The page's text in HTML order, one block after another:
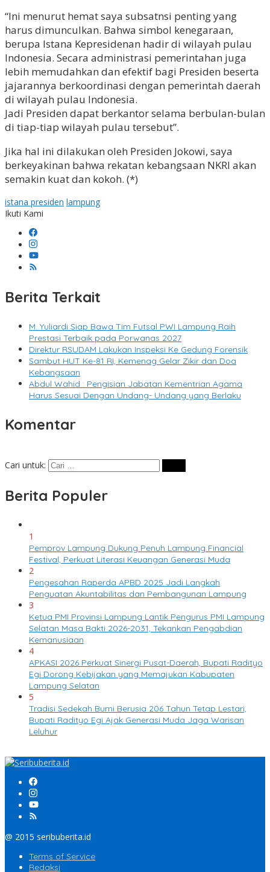
“Ini menurut hemat saya subsatnsi penting yang
harus dimunculkan. Bahwa simbol kenegaraan,
berupa Istana Kepresidenan hadir di wilayah pulau
Indonesia. Secara administrasi pemerintahan juga
lebih memudahkan dan efektif bagi Presiden beserta
jajarannya berkoordinasi dengan pemerintah daerah
di wilayah pulau Indonesia.
Jadi Presiden dapat berkantor selama berbulan-bulan
di tiap-tiap wilayah pulau tersebut”.
Jika hal ini dilakukan oleh Presiden Jokowi, saya
berkeyakinan bahwa rekatan kebangsaan NKRI akan
semakin kuat dan kokoh. (*)
istana presiden lampung
Ikuti Kami
Berita Terkait
M. Yuliardi Siap Bawa Tim Futsal PWI Lampung Raih
Prestasi Terbaik pada Porwanas 2027
Direktur RSUDAM Lakukan Inspeksi Ke Gedung Forensik
Sambut HUT Ke-81 RI, Kemenag Gelar Zikir dan Doa
Kebangsaan
Abdul Wahid : Pengisian Jabatan Kementrian Agama
Harus Sesuai Dengan Undang- Undang yang Berlaku
Komentar
Cari untuk:
Berita Populer
1
Pemprov Lampung Dukung Penuh Lampung Financial
Festival, Perkuat Literasi Keuangan Generasi Muda
2
Pengesahan Raperda APBD 2025 Jadi Langkah
Penguatan Akuntabilitas dan Pembangunan Lampung
3
Ketua PMI Provinsi Lampung Lantik Pengurus PMI Lampung
Selatan Masa Bakti 2026-2031, Tekankan Pengabdian
Kemanusiaan
4
APKASI 2026 Perkuat Sinergi Pusat-Daerah, Bupati Radityo
Egi Dorong Kebijakan yang Memajukan Kabupaten
Lampung Selatan
5
Tradisi Sedekah Bumi Berusia 206 Tahun Tetap Lestari,
Bupati Radityo Egi Ajak Generasi Muda Jaga Warisan
Leluhur
@ 2015 seribuberita.id
Terms of Service
Redaksi